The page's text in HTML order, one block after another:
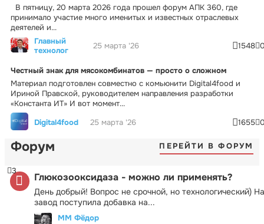
В пятницу, 20 марта 2026 года прошел форум АПК 360, где
принимало участие много именитых и известных отраслевых
деятелей и...
Главный
технолог
25 марта '26 1548
Честный знак для мясокомбинатов — просто о сложном
Материал подготовлен совместно с комьюнити Digital4food и
Ириной Правской, руководителем направления разработки
«Константа ИТ» И вот момент...
Digital4food
25 марта '26 1655
Форум ПЕРЕЙТИ В ФОРУМ
Глюкозооксидаза - можно ли применять?
День добрый! Вопрос не срочной, но технологический) На
завод поступила добавка на...
3
ММ Фёдор